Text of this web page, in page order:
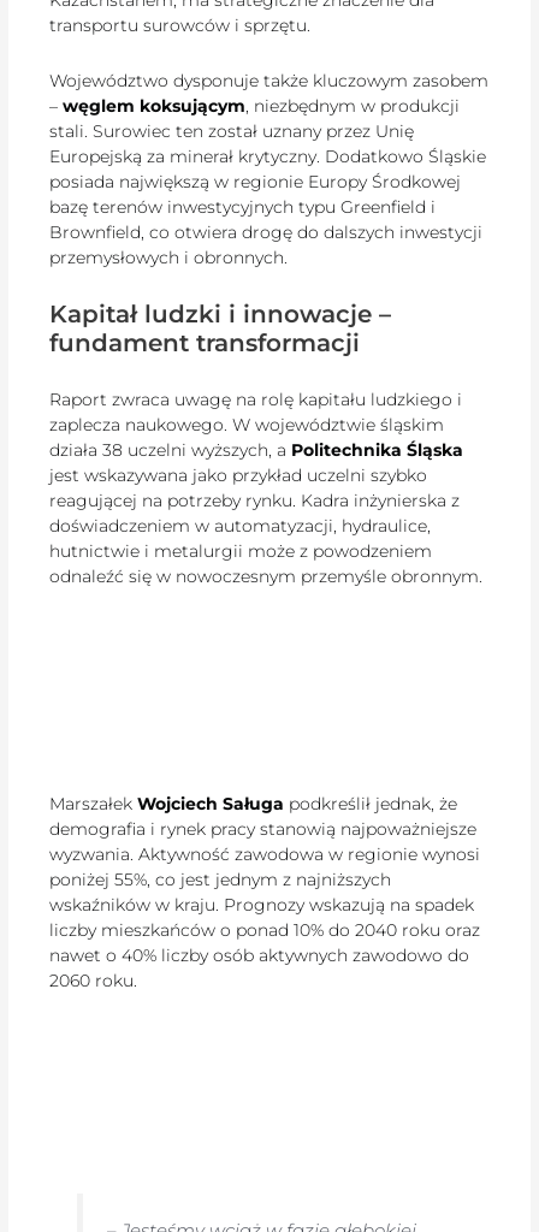
transportu surowców i sprzętu.
Województwo dysponuje także kluczowym zasobem
–węglem koksującym, niezbędnym w produkcji
stali. Surowiec ten został uznany przez Unię
Europejską za minerał krytyczny. Dodatkowo Śląskie
posiada największą w regionie Europy Środkowej
bazę terenów inwestycyjnych typu Greenfield i
Brownfield, co otwiera drogę do dalszych inwestycji
przemysłowych i obronnych.
Kapitał ludzki i innowacje –
fundament transformacji
Raport zwraca uwagę na rolę kapitału ludzkiego i
zaplecza naukowego. W województwie śląskim
działa 38 uczelni wyższych, a Politechnika Śląska
jest wskazywana jako przykład uczelni szybko
reagującej na potrzeby rynku. Kadra inżynierska z
doświadczeniem w automatyzacji, hydraulice,
hutnictwie i metalurgii może z powodzeniem
odnaleźć się w nowoczesnym przemyśle obronnym.
MarszałekWojciech Saługa podkreślił jednak, że
demografia i rynek pracy stanowią najpoważniejsze
wyzwania. Aktywność zawodowa w regionie wynosi
poniżej 55%, co jest jednym z najniższych
wskaźników w kraju. Prognozy wskazują na spadek
liczby mieszkańców o ponad 10% do 2040 roku oraz
nawet o 40% liczby osób aktywnych zawodowo do
2060 roku.